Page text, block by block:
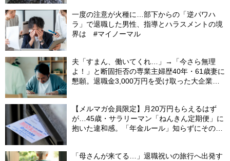
一度の注意が火種に…部下からの「逆パワハ
ラ」で退職した男性、指導とハラスメントの境
界は #マイノーマル
夫「すまん、働いてくれ…」→「今さら無理
よ！」と断固拒否の専業主婦歴40年・61歳妻に
懇願。退職金3,000万円を受け取った大企業元
【メルマガ会員限定】月20万円もらえるはず
が…45歳・サラリーマン「ねんきん定期便」に
抱いた違和感。「年金ルール」知らずにそのま
「母さんが来てる…」退職祝いの旅行へ出発す